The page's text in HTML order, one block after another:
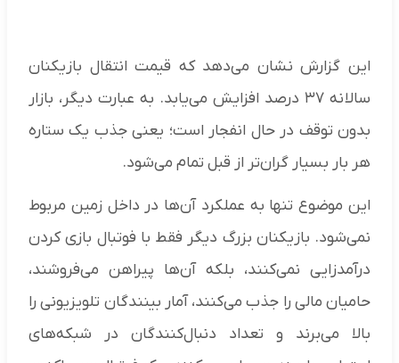
این گزارش نشان می‌دهد که قیمت انتقال بازیکنان
سالانه ۳۷ درصد افزایش می‌یابد. به عبارت دیگر، بازار
بدون توقف در حال انفجار است؛ یعنی جذب یک ستاره
هر بار بسیار گران‌تر از قبل تمام می‌شود.
این موضوع تنها به عملکرد آن‌ها در داخل زمین مربوط
نمی‌شود. بازیکنان بزرگ دیگر فقط با فوتبال بازی کردن
درآمدزایی نمی‌کنند، بلکه آن‌ها پیراهن می‌فروشند،
حامیان مالی را جذب می‌کنند، آمار بینندگان تلویزیونی را
بالا می‌برند و تعداد دنبال‌کنندگان در شبکه‌های